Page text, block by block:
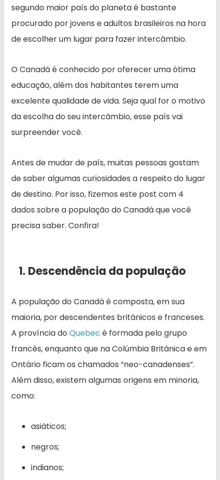
segundo maior país do planeta é bastante
procurado por jovens e adultos brasileiros na hora
de escolher um lugar para fazer intercâmbio.
O Canadá é conhecido por oferecer uma ótima
educação, além dos habitantes terem uma
excelente qualidade de vida. Seja qual for o motivo
da escolha do seu intercâmbio, esse país vai
surpreender você.
Antes de mudar de país, muitas pessoas gostam
de saber algumas curiosidades a respeito do lugar
de destino. Por isso, fizemos este post com 4
dados sobre a população do Canadá que você
precisa saber. Confira!
1. Descendência da população
A população do Canadá é composta, em sua
maioria, por descendentes britânicos e franceses.
A província do Quebec é formada pelo grupo
francês, enquanto que na Colúmbia Britânica e em
Ontário ficam os chamados “neo-canadenses”.
Além disso, existem algumas origens em minoria,
como:
asiáticos;
negros;
indianos;